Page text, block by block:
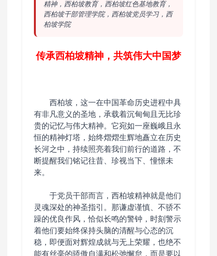
精神，西柏坡教育，西柏坡红色基地教育，
西柏坡干部管理学院，西柏坡党员学习，西
柏坡学院
传承西柏坡精神，共筑伟大中国梦
西柏坡，这一在中国革命历史进程中具
有非凡意义的圣地，承载着沉甸甸且无比珍
贵的记忆与伟大精神。它宛如一座巍峨且永
恒的精神灯塔，始终熠熠生辉地矗立在历史
长河之中，持续照亮着我们前行的道路，不
断提醒我们铭记往昔、珍视当下、憧憬未
来。
于党员干部而言，西柏坡精神就是他们
灵魂深处的神圣指引。 那谦虚谨慎、不骄不
躁的优良作风，恰似长鸣的警钟，时刻警示
着他们要始终保持头脑的清醒与心态的沉
稳，即便面对辉煌成就与无上荣耀，也绝不
能有丝毫的骄傲自满和松弛懈怠，而是要以